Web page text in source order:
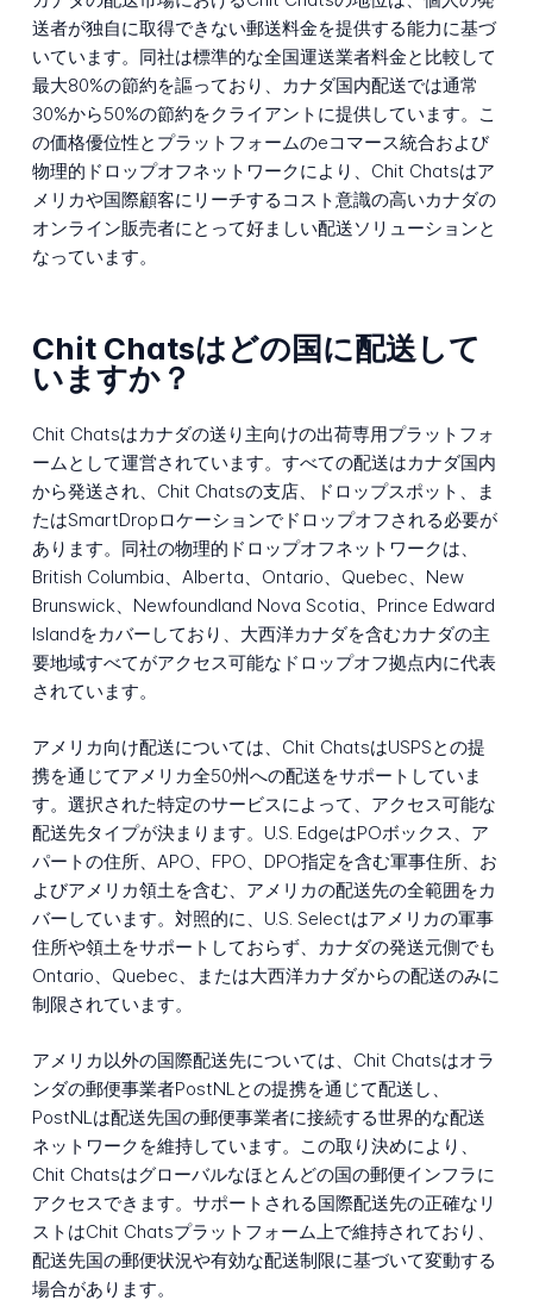
送者が独自に取得できない郵送料金を提供する能力に基づ
いています。同社は標準的な全国運送業者料金と比較して
最大80%の節約を謳っており、カナダ国内配送では通常
30%から50%の節約をクライアントに提供しています。こ
の価格優位性とプラットフォームのeコマース統合および
物理的ドロップオフネットワークにより、Chit Chatsはア
メリカや国際顧客にリーチするコスト意識の高いカナダの
オンライン販売者にとって好ましい配送ソリューションと
なっています。
Chit Chatsはどの国に配送して
いますか？
Chit Chatsはカナダの送り主向けの出荷専用プラットフォ
ームとして運営されています。すべての配送はカナダ国内
から発送され、Chit Chatsの支店、ドロップスポット、ま
たはSmartDropロケーションでドロップオフされる必要が
あります。同社の物理的ドロップオフネットワークは、
British Columbia、Alberta、Ontario、Quebec、New
Brunswick、Newfoundland Nova Scotia、Prince Edward
Islandをカバーしており、大西洋カナダを含むカナダの主
要地域すべてがアクセス可能なドロップオフ拠点内に代表
されています。
アメリカ向け配送については、Chit ChatsはUSPSとの提
携を通じてアメリカ全50州への配送をサポートしていま
す。選択された特定のサービスによって、アクセス可能な
配送先タイプが決まります。U.S. EdgeはPOボックス、ア
パートの住所、APO、FPO、DPO指定を含む軍事住所、お
よびアメリカ領土を含む、アメリカの配送先の全範囲をカ
バーしています。対照的に、U.S. Selectはアメリカの軍事
住所や領土をサポートしておらず、カナダの発送元側でも
Ontario、Quebec、または大西洋カナダからの配送のみに
制限されています。
アメリカ以外の国際配送先については、Chit Chatsはオラ
ンダの郵便事業者PostNLとの提携を通じて配送し、
PostNLは配送先国の郵便事業者に接続する世界的な配送
ネットワークを維持しています。この取り決めにより、
Chit Chatsはグローバルなほとんどの国の郵便インフラに
アクセスできます。サポートされる国際配送先の正確なリ
ストはChit Chatsプラットフォーム上で維持されており、
配送先国の郵便状況や有効な配送制限に基づいて変動する
場合があります。